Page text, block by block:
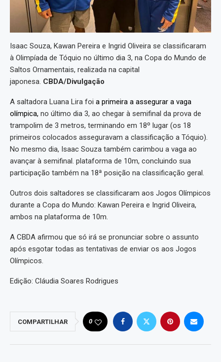
Isaac Souza, Kawan Pereira e Ingrid Oliveira se classificaram
à Olimpíada de Tóquio no último dia 3, na Copa do Mundo de
Saltos Ornamentais, realizada na capital
japonesa. CBDA/Divulgação
A saltadora Luana Lira foi a primeira a assegurar a vaga
olímpica, no último dia 3, ao chegar à semifinal da prova de
trampolim de 3 metros, terminando em 18º lugar (os 18
primeiros colocados asseguravam a classificação a Tóquio).
No mesmo dia, Isaac Souza também carimbou a vaga ao
avançar à semifinal. plataforma de 10m, concluindo sua
participação também na 18ª posição na classificação geral.
Outros dois saltadores se classificaram aos Jogos Olímpicos
durante a Copa do Mundo: Kawan Pereira e Ingrid Oliveira,
ambos na plataforma de 10m.
A CBDA afirmou que só irá se pronunciar sobre o assunto
após esgotar todas as tentativas de enviar os aos Jogos
Olímpicos.
Edição: Cláudia Soares Rodrigues
COMPARTILHAR 0